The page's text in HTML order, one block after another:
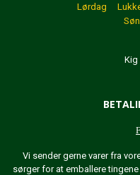
Lørdag
Kig
Vi sender gerne varer fra
sørger for at emballere